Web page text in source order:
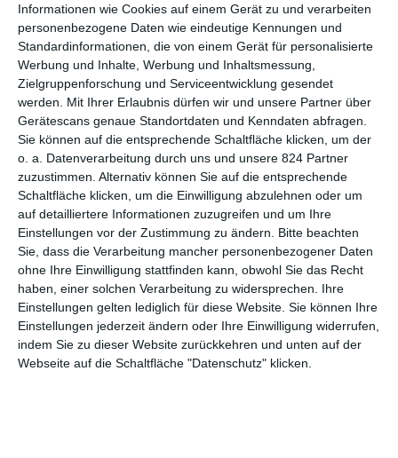
Informationen wie Cookies auf einem Gerät zu und verarbeiten
personenbezogene Daten wie eindeutige Kennungen und
Standardinformationen, die von einem Gerät für personalisierte
Werbung und Inhalte, Werbung und Inhaltsmessung,
Zielgruppenforschung und Serviceentwicklung gesendet
werden.
Mit Ihrer Erlaubnis dürfen wir und unsere Partner über
Gerätescans genaue Standortdaten und Kenndaten abfragen.
Sie können auf die entsprechende Schaltfläche klicken, um der
o. a. Datenverarbeitung durch uns und unsere 824 Partner
zuzustimmen. Alternativ können Sie auf die entsprechende
Schaltfläche klicken, um die Einwilligung abzulehnen oder um
auf detailliertere Informationen zuzugreifen und um Ihre
Einstellungen vor der Zustimmung zu ändern.
Bitte beachten
Sie, dass die Verarbeitung mancher personenbezogener Daten
ohne Ihre Einwilligung stattfinden kann, obwohl Sie das Recht
haben, einer solchen Verarbeitung zu widersprechen. Ihre
Einstellungen gelten lediglich für diese Website. Sie können Ihre
Einstellungen jederzeit ändern oder Ihre Einwilligung widerrufen,
indem Sie zu dieser Website zurückkehren und unten auf der
Webseite auf die Schaltfläche "Datenschutz" klicken.
Es darf beiMord mit Aussichtwieder gelacht und gerätselt
werden. InFurcht und Schreckenging es um einen Toten in
der Badewanne und eine Anhäufung von Bombenanschlägen.
Im Anschluss wurde inMaibaum-Massaker von einem alten
Brauch erzählt, der mit einer frischen Leiche einherging. Nun
steht mitDie Bestechlichendie dritte von 13 geplanten Folgen
an, bei denen das ungleiche Polizeitrio einen gleichermaßen
kniffligen wie kuriosen Fall zu lösen hat. Bereits der Fund der
Leiche, so traurig und grausig er eigentlich ist, wird zur
Erheiterung des Publikums verwendet. Komisch sieht es schon
aus, wie da ein Arm aus dem Heuballen herausragt. Und auch
sonst wird nicht mit Humor gegeizt, sei es in Form schräger
Gestalten oder diverser verbaler Auseinandersetzungen.
Gerätselt werden soll aber natürlich auch. Der Titel gibt dabei
bereits vor, in welche Richtung sich die Geschichte im
Anschluss weiterentwickelt. Es stellt sich beiMord mit
Aussicht: Die Bestechlichen
rasch heraus, dass man das beim